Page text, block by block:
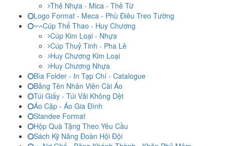
Thẻ Nhựa - Mica - Thẻ Từ
Logo Format - Meca - Phù Điêu Treo Tường
Cúp Thể Thao - Huy Chương
Cúp Kim Loại - Nhựa
Cúp Thuỷ Tinh - Pha Lê
Huy Chương Kim Loại
Huy Chương Nhựa
Bìa Folder - In Tạp Chí - Catalogue
Bảng Tên Nhân Viên Cài Áo
Túi Giấy - Túi Vải Không Dệt
Áo Cặp - Áo Gia Đình
Standee Format
Hộp Quà Tặng Theo Yêu Cầu
Sách Kỹ Năng Đoàn Hội Đội